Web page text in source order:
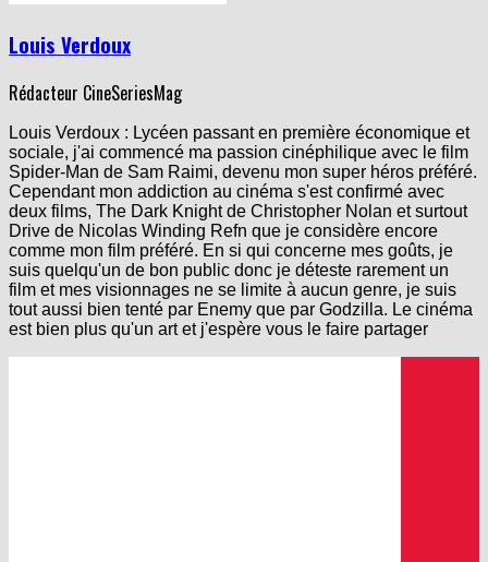
Louis Verdoux
Rédacteur CineSeriesMag
Louis Verdoux : Lycéen passant en première économique et
sociale, j'ai commencé ma passion cinéphilique avec le film
Spider-Man de Sam Raimi, devenu mon super héros préféré.
Cependant mon addiction au cinéma s'est confirmé avec
deux films, The Dark Knight de Christopher Nolan et surtout
Drive de Nicolas Winding Refn que je considère encore
comme mon film préféré. En si qui concerne mes goûts, je
suis quelqu'un de bon public donc je déteste rarement un
film et mes visionnages ne se limite à aucun genre, je suis
tout aussi bien tenté par Enemy que par Godzilla. Le cinéma
est bien plus qu'un art et j'espère vous le faire partager